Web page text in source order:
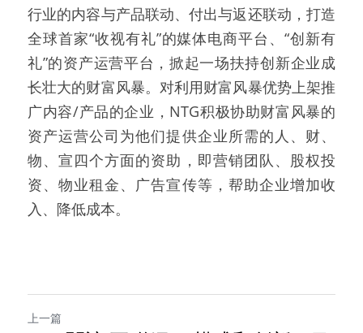
行业的内容与产品联动、付出与返还联动，打造
全球首家“收视有礼”的媒体电商平台、“创新有
礼”的资产运营平台，掀起一场扶持创新企业成
长壮大的财富风暴。对利用财富风暴优势上架推
广内容/产品的企业，NTG积极协助财富风暴的
资产运营公司为他们提供企业所需的人、财、
物、宣四个方面的资助，即营销团队、股权投
资、物业租金、广告宣传等，帮助企业增加收
入、降低成本。
上一篇